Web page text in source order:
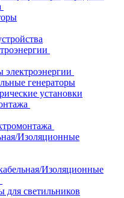
электроэнергии
генераторы
установки
Изоляционные
Изоляционные
для светильников